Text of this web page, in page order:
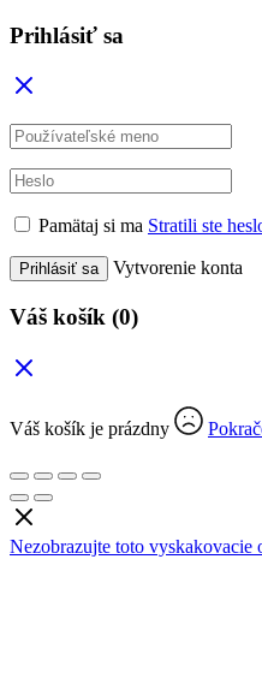
Prihlásiť sa
Pamätaj si ma Stratili ste
Prihlásiť sa Vytvorenie konta
Váš košík (0)
Váš košík je prázdny
Nezobrazujte toto vyskakovacie